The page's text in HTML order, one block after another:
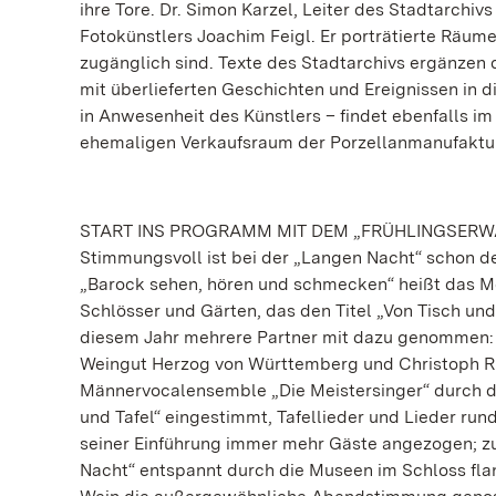
ihre Tore. Dr. Simon Karzel, Leiter des
Fotokünstlers Joachim Feigl. Er porträtierte
zugänglich sind. Texte des Stadtarchivs
mit überlieferten Geschichten und Ereignissen in
in Anwesenheit des Künstlers – findet ebenfalls
ehemaligen Verkaufsraum der
START INS PROGRAMM MIT DEM
Stimmungsvoll ist bei der „Langen Nacht“ schon
„Barock sehen, hören und schmecken“ heißt das
Schlösser und Gärten, das den Titel „Von Tisch
diesem Jahr mehrere Partner mit dazu
Weingut Herzog von Württemberg und Christoph
Männervocalensemble „Die Meistersinger“ durch
und Tafel“ eingestimmt, Tafellieder und Lieder
seiner Einführung immer mehr Gäste angezogen;
Nacht“ entspannt durch die Museen im Schloss